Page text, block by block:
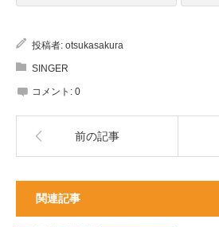
投稿者: otsukasakura
SINGER
コメント: 0
前の記事
関連記事